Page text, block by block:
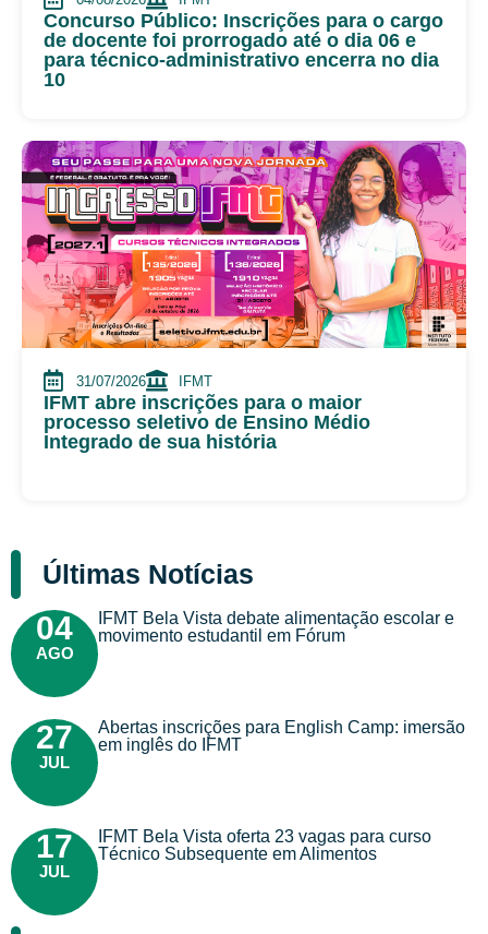
Concurso Público: Inscrições para o cargo
de docente foi prorrogado até o dia 06 e
para técnico-administrativo encerra no dia
10
31/07/2026 IFMT
IFMT abre inscrições para o maior
processo seletivo de Ensino Médio
Integrado de sua história
Últimas Notícias
04
AGO
IFMT Bela Vista debate alimentação escolar e
movimento estudantil em Fórum
27
JUL
Abertas inscrições para English Camp: imersão
em inglês do IFMT
17
JUL
IFMT Bela Vista oferta 23 vagas para curso
Técnico Subsequente em Alimentos